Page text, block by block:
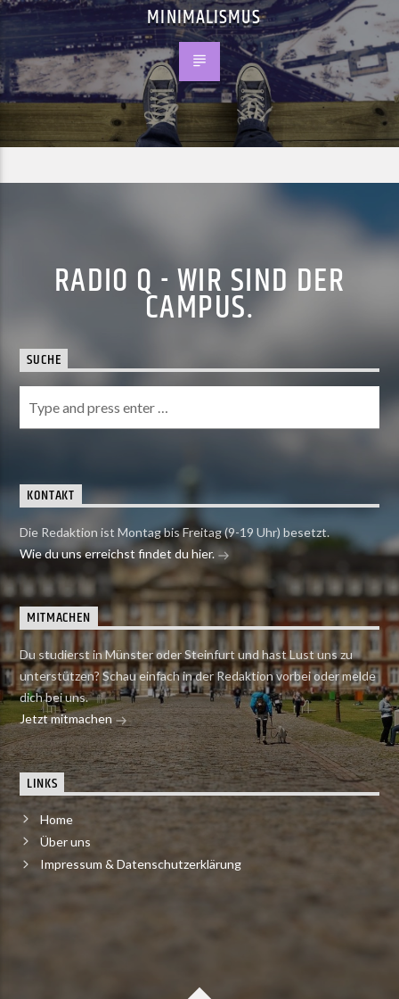
MINIMALISMUS
RADIO Q - WIR SIND DER
CAMPUS.
SUCHE
KONTAKT
Die Redaktion ist Montag bis Freitag (9-19 Uhr) besetzt.
Wie du uns erreichst findet du hier.
MITMACHEN
Du studierst in Münster oder Steinfurt und hast Lust uns zu
unterstützen? Schau einfach in der Redaktion vorbei oder melde
dich bei uns.
Jetzt mitmachen
LINKS
Home
Über uns
Impressum & Datenschutzerklärung